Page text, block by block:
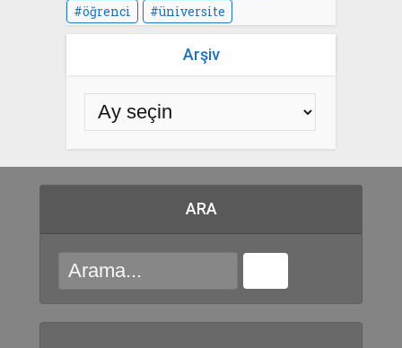
öğrenci
üniversite
Arşiv
ARA